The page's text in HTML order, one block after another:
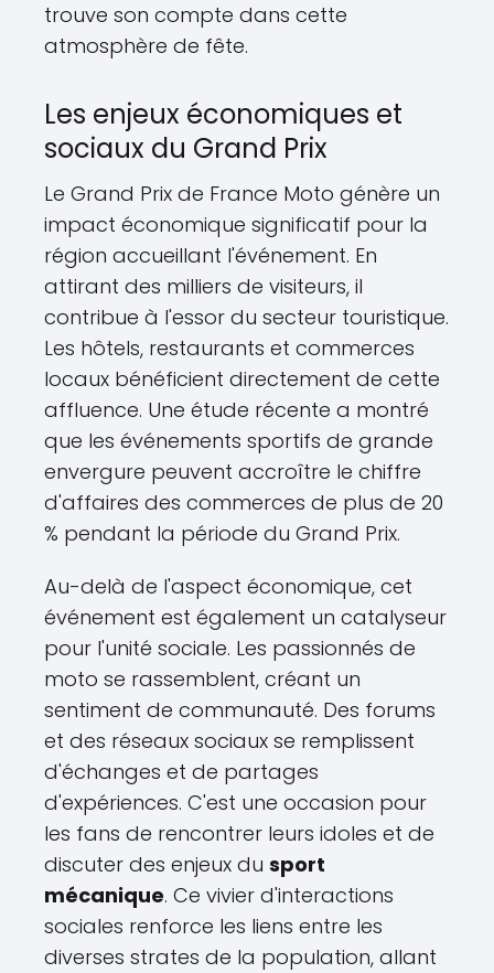
trouve son compte dans cette
atmosphère de fête.
Les enjeux économiques et
sociaux du Grand Prix
Le Grand Prix de France Moto génère un
impact économique significatif pour la
région accueillant l'événement. En
attirant des milliers de visiteurs, il
contribue à l'essor du secteur touristique.
Les hôtels, restaurants et commerces
locaux bénéficient directement de cette
affluence. Une étude récente a montré
que les événements sportifs de grande
envergure peuvent accroître le chiffre
d'affaires des commerces de plus de 20
% pendant la période du Grand Prix.
Au-delà de l'aspect économique, cet
événement est également un catalyseur
pour l'unité sociale. Les passionnés de
moto se rassemblent, créant un
sentiment de communauté. Des forums
et des réseaux sociaux se remplissent
d'échanges et de partages
d'expériences. C'est une occasion pour
les fans de rencontrer leurs idoles et de
discuter des enjeux du sport
mécanique. Ce vivier d'interactions
sociales renforce les liens entre les
diverses strates de la population, allant